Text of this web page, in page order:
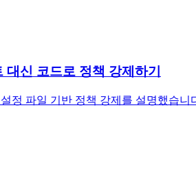
신 코드로 정책 강제하기
설정 파일 기반 정책 강제를 설명했습